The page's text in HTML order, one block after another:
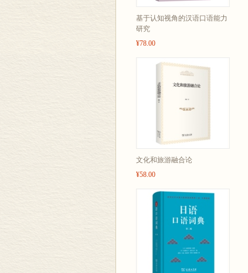
基于认知视角的汉语口语能力
研究
¥78.00
文化和旅游融合论
¥58.00